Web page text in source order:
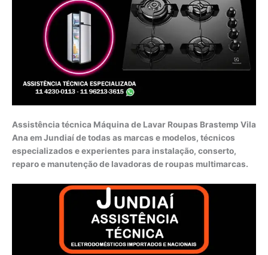
Assistência técnica Máquina de Lavar Roupas Brastemp Vila
Ana em Jundiaí de todas as marcas e modelos, técnicos
especializados e experientes para instalação, conserto,
reparo e manutenção de lavadoras de roupas multimarcas.